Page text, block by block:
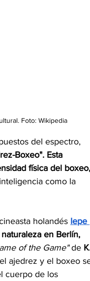
Foto: Wikipedia
del espectro,
Boxeo". Esta
física del boxeo,
como la
holandés Iepe
en Berlín,
of the Game" de
ajedrez y el boxeo
cuerpo de los